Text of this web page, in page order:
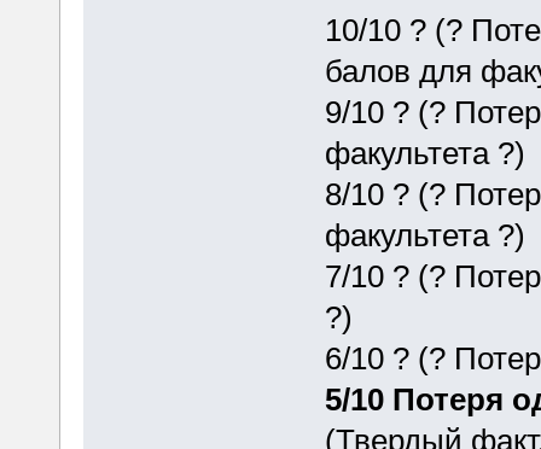
10/10 ? (?
балов для
9/10 ? (?
факультета ?)
8/10 ? (?
факультета ?)
7/10 ? (?
?)
6/10 ? (?
5/10 Потеря
(Твердый